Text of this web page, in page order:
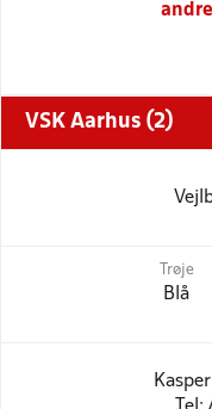
VSK Aarhus (2)
Trøje
Blå